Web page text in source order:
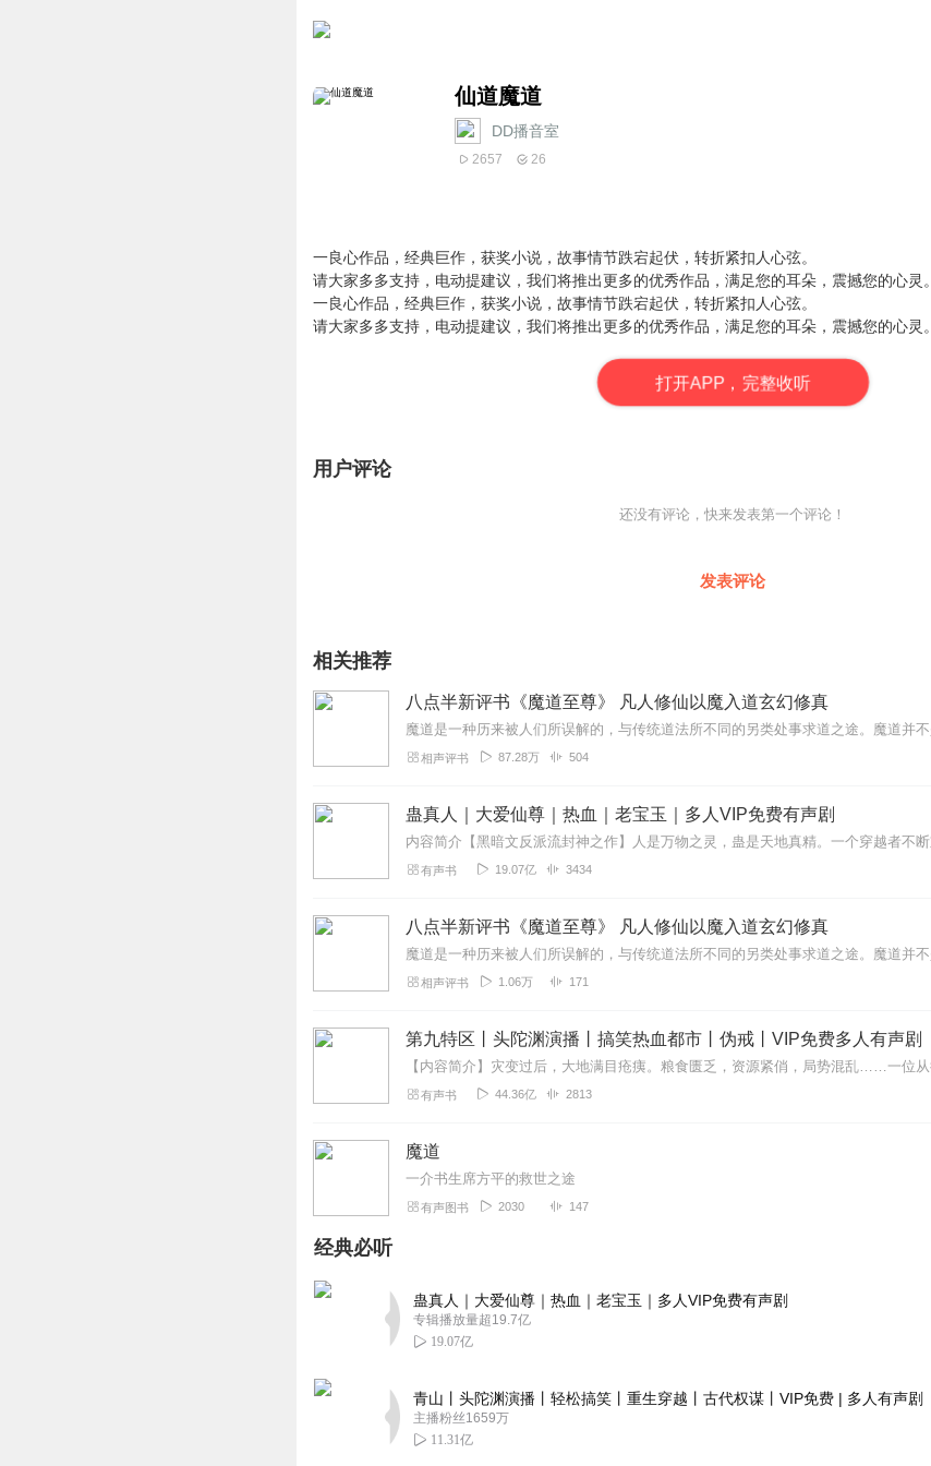
仙道魔道
DD播音室
2657 26
一良心作品，经典巨作，获奖小说，故事情节跌宕起伏，转折紧扣人心弦。
请大家多多支持，电动提建议，我们将推出更多的优秀作品，满足您的耳朵，震撼您的心灵。
一良心作品，经典巨作，获奖小说，故事情节跌宕起伏，转折紧扣人心弦。
请大家多多支持，电动提建议，我们将推出更多的优秀作品，满足您的耳朵，震撼您的心灵。
打开APP，完整收听
用户评论
还没有评论，快来发表第一个评论！
发表评论
相关推荐
八点半新评书《魔道至尊》 凡人修仙以魔入道玄幻修真
相声评书 87.28万 504
蛊真人｜大爱仙尊｜热血｜老宝玉｜多人VIP免费有声剧
有声书 19.07亿 3434
八点半新评书《魔道至尊》 凡人修仙以魔入道玄幻修真
相声评书 1.06万 171
第九特区丨头陀渊演播丨搞笑热血都市丨伪戒丨VIP免费多人有声剧
有声书 44.36亿 2813
魔道
一介书生席方平的救世之途
有声图书 2030 147
经典必听
蛊真人｜大爱仙尊｜热血｜老宝玉｜多人VIP免费有声剧
专辑播放量超19.7亿
19.07亿
青山丨头陀渊演播丨轻松搞笑丨重生穿越丨古代权谋丨VIP免费 | 多人有声剧
主播粉丝1659万
11.31亿